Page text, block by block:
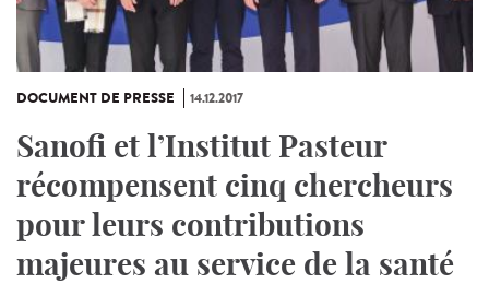
DOCUMENT DE PRESSE 14.12.2017
Sanofi et l’Institut Pasteur
récompensent cinq chercheurs
pour leurs contributions
majeures au service de la santé